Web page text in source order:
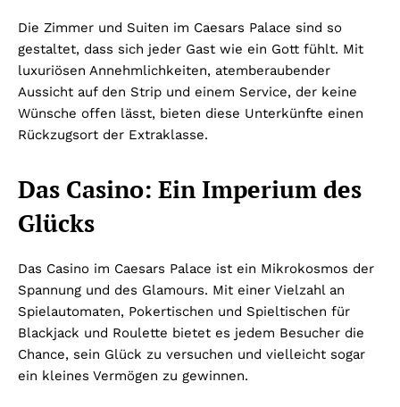
Die Zimmer und Suiten im Caesars Palace sind so
gestaltet, dass sich jeder Gast wie ein Gott fühlt. Mit
luxuriösen Annehmlichkeiten, atemberaubender
Aussicht auf den Strip und einem Service, der keine
Wünsche offen lässt, bieten diese Unterkünfte einen
Rückzugsort der Extraklasse.
Das Casino: Ein Imperium des
Glücks
Das Casino im Caesars Palace ist ein Mikrokosmos der
Spannung und des Glamours. Mit einer Vielzahl an
Spielautomaten, Pokertischen und Spieltischen für
Blackjack und Roulette bietet es jedem Besucher die
Chance, sein Glück zu versuchen und vielleicht sogar
ein kleines Vermögen zu gewinnen.